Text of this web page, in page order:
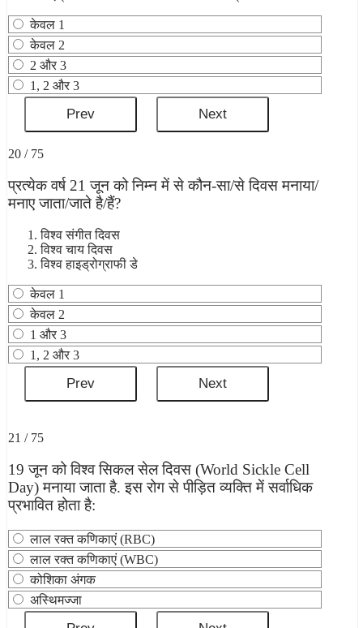
केवल 1
केवल 2
2 और 3
1, 2 और 3
20 / 75
प्रत्येक वर्ष 21 जून को निम्न में से कौन-सा/से दिवस मनाया/
मनाए जाता/जाते है/हैं?
विश्व संगीत दिवस
विश्व चाय दिवस
विश्व हाइड्रोग्राफी डे
केवल 1
केवल 2
1 और 3
1, 2 और 3
21 / 75
19 जून को विश्व सिकल सेल दिवस (World Sickle Cell
Day) मनाया जाता है. इस रोग से पीड़ित व्यक्ति में सर्वाधिक
प्रभावित होता है:
लाल रक्त कणिकाएं (RBC)
लाल रक्त कणिकाएं (WBC)
कोशिका अंगक
अस्थिमज्जा